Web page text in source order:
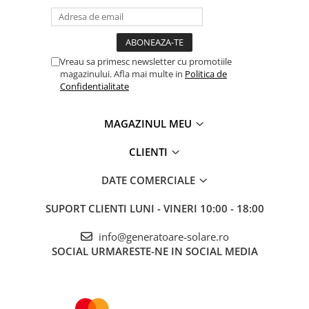
Cabane fara retea
Pachet inclus
Cabluri pentru conectare la acumulator
Instalare corecta
Calculati consumul total si asigurati-va ca nu depaseste
3200W continuu.
Conectati cablul rosu la borna pozitiva (+).
Este o solutie potrivita pentru aplicatii off-grid serioase pe 12V,
Vreau sa primesc newsletter cu promotiile
magazinului. Afla mai multe in Politica de
Confidentialitate
MAGAZINUL MEU
CLIENTI
DATE COMERCIALE
SUPORT CLIENTI LUNI - VINERI 10:00 - 18:00
info@generatoare-solare.ro
SOCIAL URMARESTE-NE IN SOCIAL MEDIA